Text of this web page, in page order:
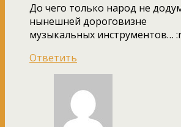
До чего только народ не
нынешней дороговизне
музыкальных инструментов…
Ответить